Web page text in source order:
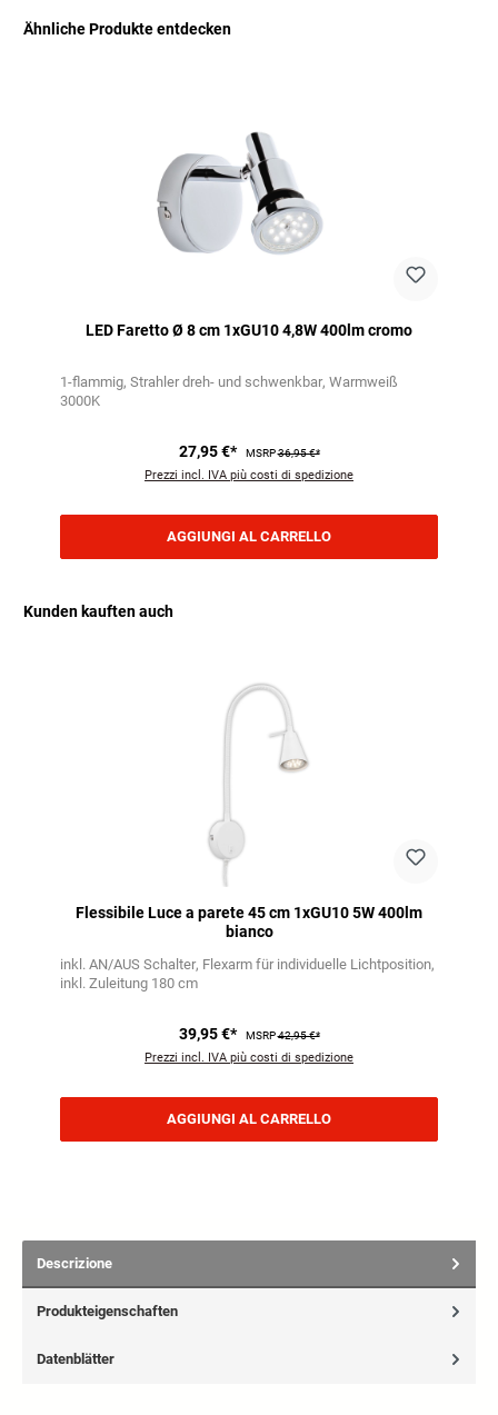
Ähnliche Produkte entdecken
LED Faretto Ø 8 cm 1xGU10 4,8W 400lm cromo
1-flammig Strahler dreh- und schwenkbar Warmweiß
3000K
27,95 €* MSRP36,95 €*
Prezzi incl. IVA più costi di spedizione
AGGIUNGI AL CARRELLO
Kunden kauften auch
Flessibile Luce a parete 45 cm 1xGU10 5W 400lm
bianco
inkl. AN/AUS Schalter Flexarm für individuelle Lichtposition
inkl. Zuleitung 180 cm
39,95 €* MSRP42,95 €*
Prezzi incl. IVA più costi di spedizione
AGGIUNGI AL CARRELLO
Descrizione
Produkteigenschaften
Datenblätter